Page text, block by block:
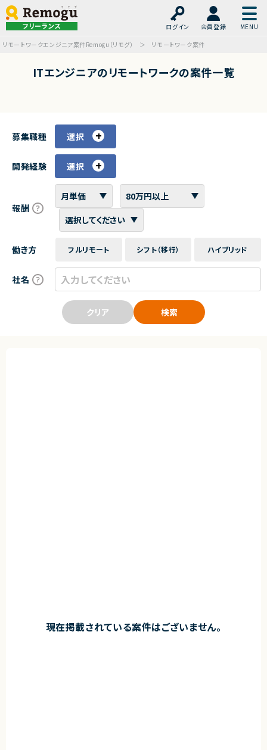
フリーランス ログイン
会員登録
リモートワークエンジニア案件Remogu（リモグ）
リモートワーク案件
ITエンジニアのリモートワークの案件一覧
募集職種 選択
開発経験 選択
報酬
働き方 フルリモート シフト（移行） ハイブリッド
社名
クリア 検索
現在掲載されている案件はございません。